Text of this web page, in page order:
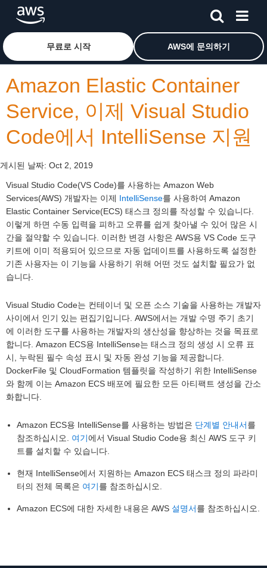
메인 콘텐츠로 건너뛰기Amazon Web Services 홈 페이지로 돌아가려면 여기를 클
무료로 시작 AWS에 문의하기
Amazon Elastic Container
Service, 이제 Visual Studio
Code에서 IntelliSense 지원
게시된 날짜: Oct 2, 2019
Visual Studio Code(VS Code)를 사용하는 Amazon Web
Services(AWS) 개발자는 이제 IntelliSense를 사용하여 Amazon
Elastic Container Service(ECS) 태스크 정의를 작성할 수 있습니다.
이렇게 하면 수동 입력을 피하고 오류를 쉽게 찾아낼 수 있어 많은 시
간을 절약할 수 있습니다. 이러한 변경 사항은 AWS용 VS Code 도구
키트에 이미 적용되어 있으므로 자동 업데이트를 사용하도록 설정한
기존 사용자는 이 기능을 사용하기 위해 어떤 것도 설치할 필요가 없
습니다.
Visual Studio Code는 컨테이너 및 오픈 소스 기술을 사용하는 개발자
사이에서 인기 있는 편집기입니다. AWS에서는 개발 수명 주기 초기
에 이러한 도구를 사용하는 개발자의 생산성을 향상하는 것을 목표로
합니다. Amazon ECS용 IntelliSense는 태스크 정의 생성 시 오류 표
시, 누락된 필수 속성 표시 및 자동 완성 기능을 제공합니다.
DockerFile 및 CloudFormation 템플릿을 작성하기 위한 IntelliSense
와 함께 이는 Amazon ECS 배포에 필요한 모든 아티팩트 생성을 간소
화합니다.
Amazon ECS용 IntelliSense를 사용하는 방법은 단계별 안내서를
참조하십시오. 여기에서 Visual Studio Code용 최신 AWS 도구 키
트를 설치할 수 있습니다.
현재 IntelliSense에서 지원하는 Amazon ECS 태스크 정의 파라미
터의 전체 목록은 여기를 참조하십시오.
Amazon ECS에 대한 자세한 내용은 AWS 설명서를 참조하십시오.